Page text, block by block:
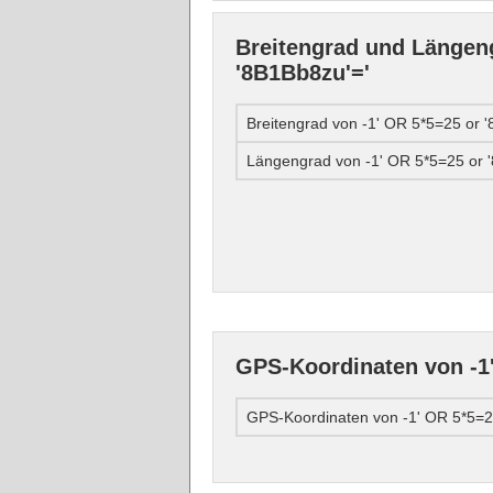
Breitengrad und
'8B1Bb8zu'='
Breitengrad von -1' OR 5*5=25 or
Längengrad von -1' OR 5*5=25 or
GPS-Koordinaten von -
GPS-Koordinaten von -1' OR